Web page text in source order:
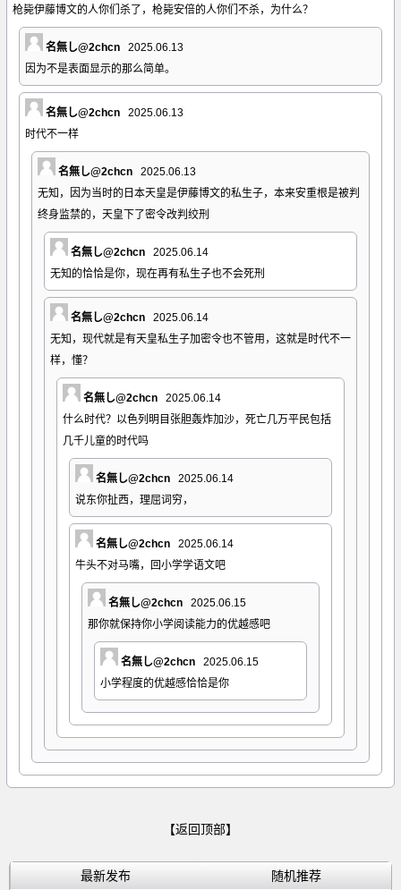
枪毙伊藤博文的人你们杀了，枪毙安倍的人你们不杀，为什么？
名無し@2chcn
2025.06.13
因为不是表面显示的那么简单。
名無し@2chcn
2025.06.13
时代不一样
名無し@2chcn
2025.06.13
无知，因为当时的日本天皇是伊藤博文的私生子，本来安重根是被判
终身监禁的，天皇下了密令改判绞刑
名無し@2chcn
2025.06.14
无知的恰恰是你，现在再有私生子也不会死刑
名無し@2chcn
2025.06.14
无知，现代就是有天皇私生子加密令也不管用，这就是时代不一
样，懂？
名無し@2chcn
2025.06.14
什么时代？以色列明目张胆轰炸加沙，死亡几万平民包括
几千儿童的时代吗
名無し@2chcn
2025.06.14
说东你扯西，理屈词穷，
名無し@2chcn
2025.06.14
牛头不对马嘴，回小学学语文吧
名無し@2chcn
2025.06.15
那你就保持你小学阅读能力的优越感吧
名無し@2chcn
2025.06.15
小学程度的优越感恰恰是你
【返回顶部】
最新发布 随机推荐